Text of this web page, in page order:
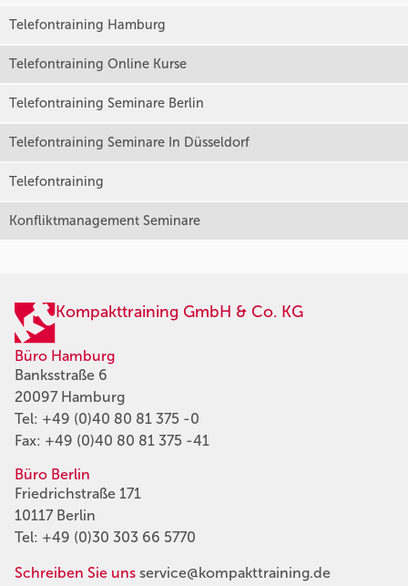
Telefontraining Hamburg
Telefontraining Online Kurse
Telefontraining Seminare Berlin
Telefontraining Seminare In Düsseldorf
Telefontraining
Konfliktmanagement Seminare
Kompakttraining GmbH & Co. KG
Büro Hamburg
Banksstraße 6
20097 Hamburg
Tel: +49 (0)40 80 81 375 -0
Fax: +49 (0)40 80 81 375 -41
Büro Berlin
Friedrichstraße 171
10117 Berlin
Tel: +49 (0)30 303 66 5770
Schreiben Sie uns service@kompakttraining.de